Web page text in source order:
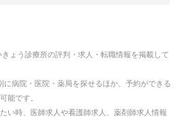
きょう診療所の評判・求人・転職情報を掲載して
病院・医院・薬局を探せるほか、予約ができる
能です。
い時、医師求人や看護師求人、薬剤師求人情報